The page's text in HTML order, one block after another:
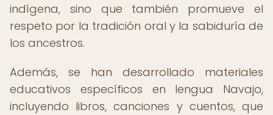
indígena, sino que también promueve el
respeto por la tradición oral y la sabiduría de
los ancestros.
Además, se han desarrollado materiales
educativos específicos en lengua Navajo,
incluyendo libros, canciones y cuentos, que